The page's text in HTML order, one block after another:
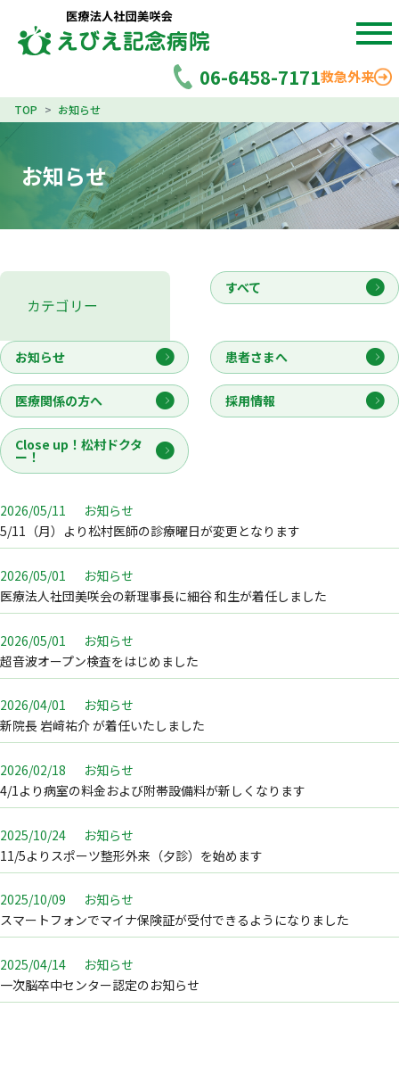
06-6458-7171救急外来
TOP お知らせ
お知らせ
カテゴリー
すべて
お知らせ 患者さまへ
医療関係の方へ 採用情報
Close up！松村ドクタ
ー！
2026/05/11
お知らせ
5/11（月）より松村医師の診療曜日が変更となります
2026/05/01
お知らせ
医療法人社団美咲会の新理事長に細谷 和生が着任しました
2026/05/01
お知らせ
超音波オープン検査をはじめました
2026/04/01
お知らせ
新院長 岩﨑祐介 が着任いたしました
2026/02/18
お知らせ
4/1より病室の料金および附帯設備料が新しくなります
2025/10/24
お知らせ
11/5よりスポーツ整形外来（夕診）を始めます
2025/10/09
お知らせ
スマートフォンでマイナ保険証が受付できるようになりました
2025/04/14
お知らせ
一次脳卒中センター認定のお知らせ